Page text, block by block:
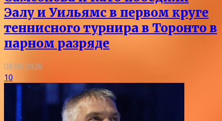
Эалу и Уильямс в первом круге
теннисного турнира в Торонто в
парном разряде
08.08.2026
10